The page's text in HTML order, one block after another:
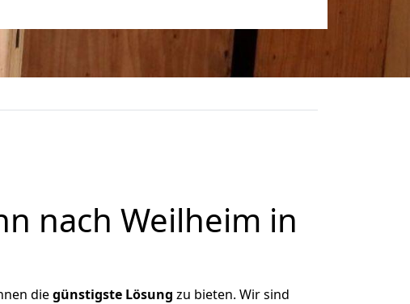
nach Weilheim in
diegünstigste Lösung zu bieten. Wir sind